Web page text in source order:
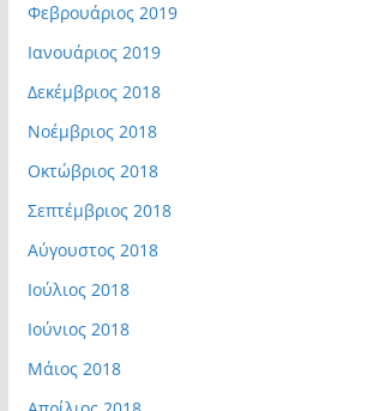
Φεβρουάριος 2019
Ιανουάριος 2019
Δεκέμβριος 2018
Νοέμβριος 2018
Οκτώβριος 2018
Σεπτέμβριος 2018
Αύγουστος 2018
Ιούλιος 2018
Ιούνιος 2018
Μάιος 2018